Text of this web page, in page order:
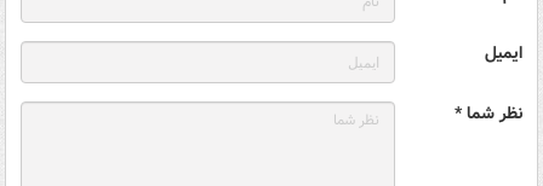
ایمیل
نظر شما *